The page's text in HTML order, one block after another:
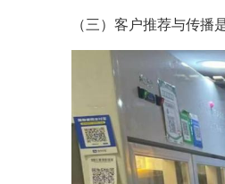
（三）客户推荐与传播